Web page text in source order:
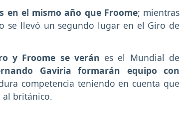
en el mismo año que Froome; mientras
se llevó un segundo lugar en el Giro de
y Froome se verán es el Mundial de
Gaviria formarán equipo con
competencia teniendo en cuenta que
al británico.